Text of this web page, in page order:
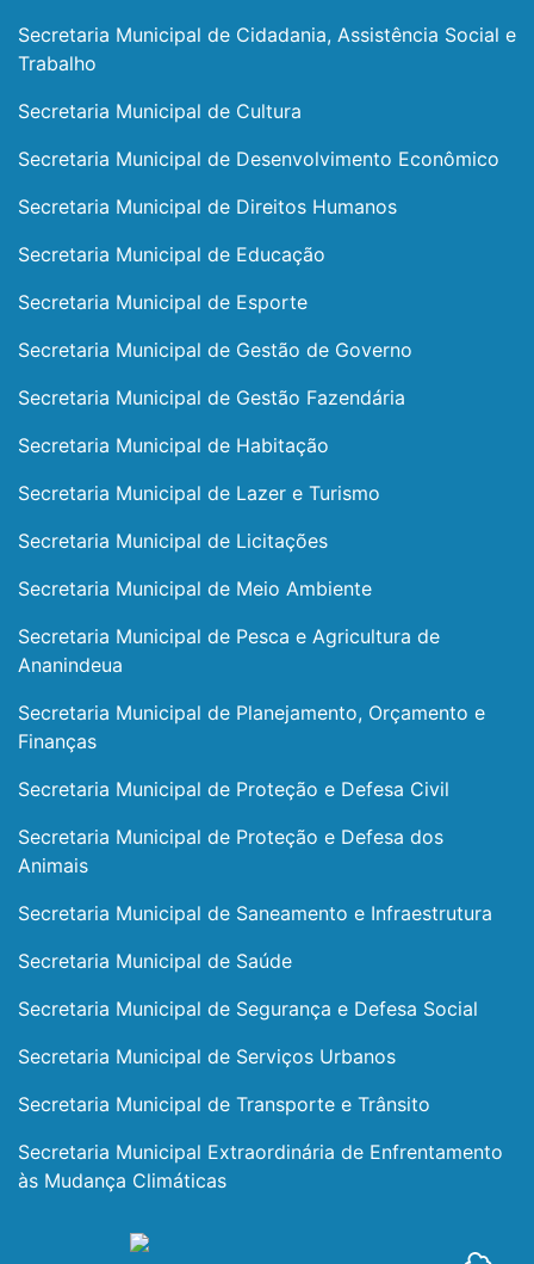
Secretaria Municipal de Cidadania, Assistência Social e
Trabalho
Secretaria Municipal de Cultura
Secretaria Municipal de Desenvolvimento Econômico
Secretaria Municipal de Direitos Humanos
Secretaria Municipal de Educação
Secretaria Municipal de Esporte
Secretaria Municipal de Gestão de Governo
Secretaria Municipal de Gestão Fazendária
Secretaria Municipal de Habitação
Secretaria Municipal de Lazer e Turismo
Secretaria Municipal de Licitações
Secretaria Municipal de Meio Ambiente
Secretaria Municipal de Pesca e Agricultura de
Ananindeua
Secretaria Municipal de Planejamento, Orçamento e
Finanças
Secretaria Municipal de Proteção e Defesa Civil
Secretaria Municipal de Proteção e Defesa dos
Animais
Secretaria Municipal de Saneamento e Infraestrutura
Secretaria Municipal de Saúde
Secretaria Municipal de Segurança e Defesa Social
Secretaria Municipal de Serviços Urbanos
Secretaria Municipal de Transporte e Trânsito
Secretaria Municipal Extraordinária de Enfrentamento
às Mudança Climáticas